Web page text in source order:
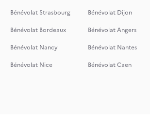
Bénévolat Strasbourg
Bénévolat Dijon
Bénévolat Bordeaux
Bénévolat Angers
Bénévolat Nancy
Bénévolat Nantes
Bénévolat Nice
Bénévolat Caen